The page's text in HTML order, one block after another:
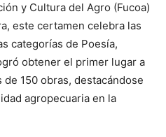
y Cultura del Agro (Fucoa)
este certamen celebra las
categorías de Poesía,
obtener el primer lugar a
150 obras, destacándose
agropecuaria en la